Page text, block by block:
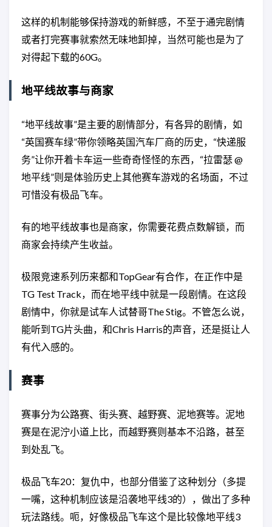
这样的机制能够保持游戏的新鲜感，不至于通完剧情
或者打完赛事就索然无味地卸掉，当然可能也是为了
对得起下载的60G。
地平线故事与商家
“地平线故事”是主要的剧情部分，有各异的剧情，如
“英国赛车绿”带你领略英国汽车厂商的历史，“快递服
务”让你开着卡车运一些奇奇怪怪的东西，“拉雷瑟 @
地平线”则是体验历史上其他赛车游戏的名场面，不过
可惜没有极品飞车。
有的地平线故事也是商家，你需要花费点数解锁，而
商家会持续产生收益。
极限竞速系列历来都和TopGear有合作，在正作中是
TG Test Track，而在地平线中就是一段剧情。在这段
剧情中，你就是试车人试替哥The Stig。不管怎么说，
能听到TG片头曲，和Chris Harris的声音，还是挺让人
有代入感的。
赛事
赛事分为公路赛、街头赛、越野赛、泥地赛等。泥地
赛是在泥泞小道上比，而越野赛则基本不沿路，甚至
到处乱飞。
极品飞车20：复仇中，也部分借鉴了这种划分（多提
一嘴，这种机制应该是沿袭地平线3的），做出了多种
玩法路线。呃，好像极品飞车这个是比较像地平线3